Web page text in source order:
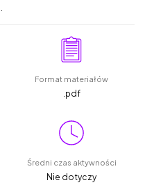
Format materiałów
.pdf
Średni czas aktywności
Nie dotyczy